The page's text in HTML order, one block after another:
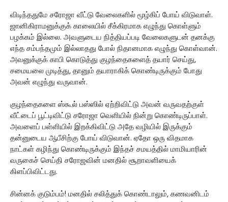
விடிந்ததுமே சரோஜா வீட்டு வேலைகளில் மூழ்கிப் போய் விடுவாள்.
ஜானிகிராமனுக்குக் காலையில் சீக்கிரமாக எழுந்து கொள்ளும்
பழக்கம் இல்லை. அவளுடைய நித்தியப்படி வேலைகளுடன் தனக்கு
எந்த சம்பந்தமும் இல்லாதது போல் நிதானமாக எழுந்து கொள்வான்.
அவனுக்குக் காபி கொடுத்து குழந்தைகளைத் தயார் செய்து,
சமையலை முடித்து, தானும் தயாராகிக் கொண்டிருக்கும் போது
அவன் எழுந்து வருவான்.
குழந்தைகளை ஸ்கூல் பஸ்ஸில் ஏற்றிவிட்டு அவன் வருவதற்குள்
வீட்டைப் பூட்டிவிட்டு சரோஜா வெளியில் நின்று கொண்டிருப்பாள்.
அவளைப் பள்ளியில் இறக்கிவிட்டு அதே வழியில் இருக்கும்
தன்னுடைய ஆபீசிற்கு போய் விடுவான். ஏதோ ஒரு விதமாக
நாட்கள் கழிந்து கொண்டிருக்கும் இந்தச் சமயத்தில் மாமியாரின்
வருகைச் செய்தி சரோஜவின் மனதில் சூறாவளியைக்
கிளப்பிவிட்டது.
சின்னக் குடும்பம்! மனதில் சலித்துக் கொண்டாலும், கணவனிடம்